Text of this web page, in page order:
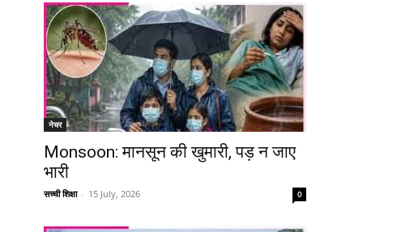
नेचर
Monsoon: मानसून की खुमारी, पड़ न जाए
भारी
सच्ची शिक्षा - 15 July, 2026 0